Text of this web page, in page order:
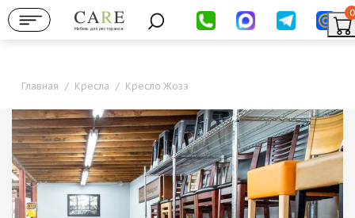
Мебель для ресторанов
0
Главная / Кресла / Кресло Жозэ